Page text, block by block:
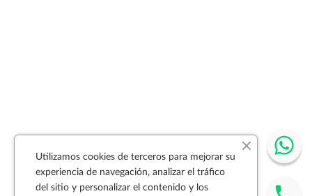
Utilizamos cookies de terceros para mejorar su
experiencia de navegación, analizar el tráfico
del sitio y personalizar el contenido y los